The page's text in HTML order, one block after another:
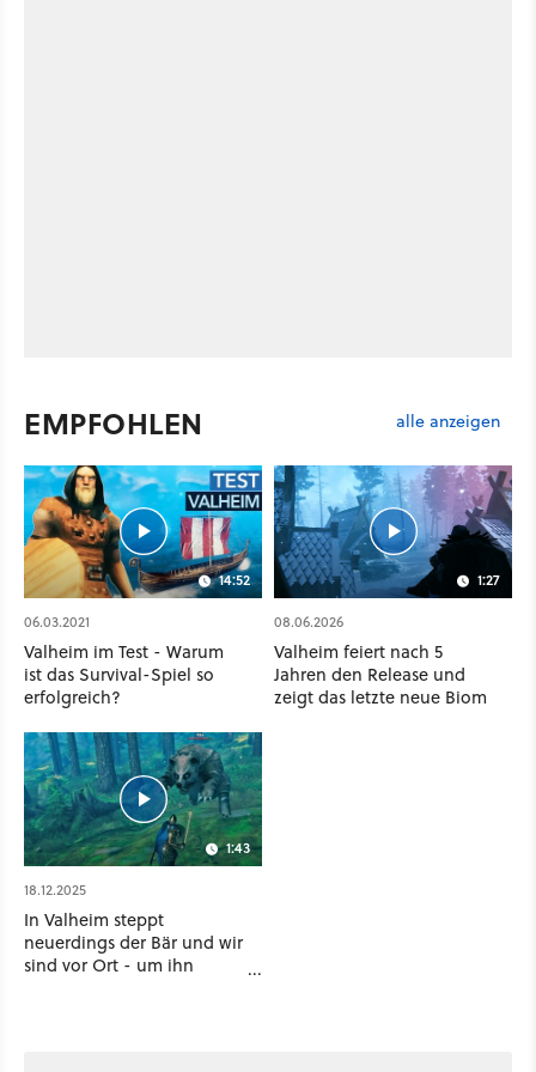
EMPFOHLEN alle anzeigen
14:52
06.03.2021
Valheim im Test - Warum
ist das Survival-Spiel so
erfolgreich?
1:27
08.06.2026
Valheim feiert nach 5
Jahren den Release und
zeigt das letzte neue Biom
1:43
18.12.2025
In Valheim steppt
neuerdings der Bär und wir
sind vor Ort - um ihn